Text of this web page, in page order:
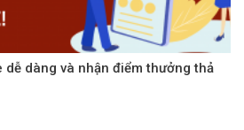
dễ dàng và nhận điểm thưởng thả